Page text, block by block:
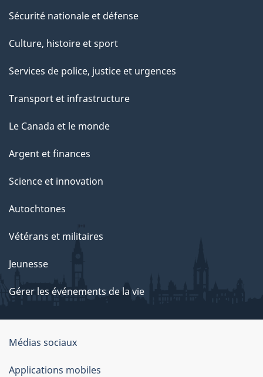
Sécurité nationale et défense
Culture, histoire et sport
Services de police, justice et urgences
Transport et infrastructure
Le Canada et le monde
Argent et finances
Science et innovation
Autochtones
Vétérans et militaires
Jeunesse
Gérer les événements de la vie
Organisation
du
Médias sociaux
Applications mobiles